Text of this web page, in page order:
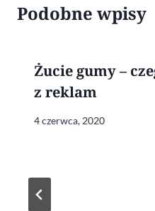
Podobne wpisy
Żucie gumy –
z reklam
4 czerwca, 2020